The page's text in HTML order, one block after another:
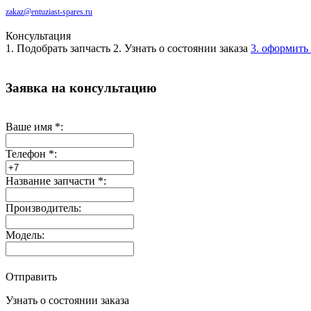
zakaz@entuziast-spares.ru
Консультация
1. Подобрать запчасть 2. Узнать о состоянии заказа 3. оформить
Заявка на консультацию
Ваше имя *:
Телефон *:
Название запчасти *:
Производитель:
Модель:
Отправить
Узнать о состоянии заказа